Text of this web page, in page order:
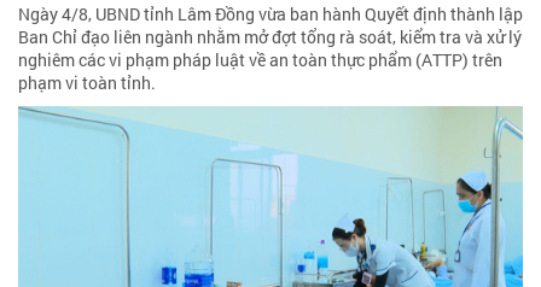
Ngày 4/8, UBND tỉnh Lâm Đồng vừa ban hành Quyết định thành lập
Ban Chỉ đạo liên ngành nhằm mở đợt tổng rà soát, kiểm tra và xử lý
nghiêm các vi phạm pháp luật về an toàn thực phẩm (ATTP) trên
phạm vi toàn tỉnh.